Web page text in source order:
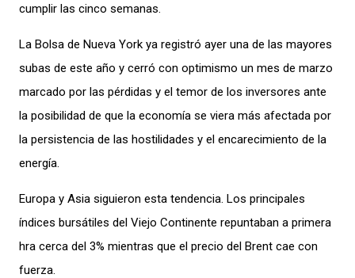
cumplir las cinco semanas.
La Bolsa de Nueva York ya registró ayer una de las mayores
subas de este año y cerró con optimismo un mes de marzo
marcado por las pérdidas y el temor de los inversores ante
la posibilidad de que la economía se viera más afectada por
la persistencia de las hostilidades y el encarecimiento de la
energía.
Europa y Asia siguieron esta tendencia. Los principales
índices bursátiles del Viejo Continente repuntaban a primera
hra cerca del 3% mientras que el precio del Brent cae con
fuerza.